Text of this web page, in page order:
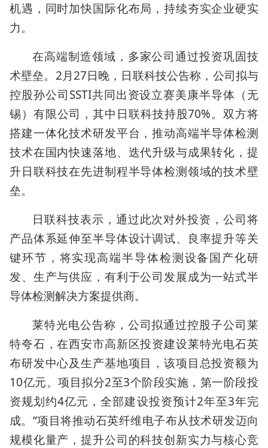
机遇，同时加快国际化布局，持续夯实企业硬实
力。
在高端制造领域，多家公司通过投资巩固技
术壁垒。2月27日晚，日联科技公告称，公司拟与
控股孙公司SSTI共同出资设立赛美康半导体（无
锡）有限公司，其中日联科技持股70%。双方将
搭建一体化技术研发平台，推动高端半导体检测
技术在国内快速落地、迭代升级与成果转化，提
升日联科技在先进制程半导体检测领域的技术壁
垒。
日联科技表示，通过此次对外投资，公司将
产品体系延伸至半导体设计调试、良率提升等关
键环节，将实现高端半导体检测设备国产化研
发、生产与供应，有利于公司发展成为一站式半
导体检测解决方案提供商。
莱特光电公告称，公司拟通过控股子公司莱
特夸石，在西安市高新区投资建设莱特光电石英
布研发中心及生产基地项目，该项目总投资额为
10亿元。项目拟分2至3个阶段实施，第一阶段投
资规划约4亿元，全部建设投资预计2年至3年完
成。“项目将推动石英纤维电子布从技术研发迈向
规模化量产，提升公司的科技创新实力与核心竞